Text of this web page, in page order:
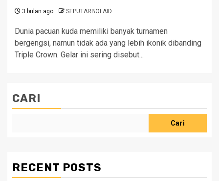
3 bulan ago SEPUTARBOLAID
Dunia pacuan kuda memiliki banyak turnamen
bergengsi, namun tidak ada yang lebih ikonik dibanding
Triple Crown. Gelar ini sering disebut...
CARI
Cari
RECENT POSTS